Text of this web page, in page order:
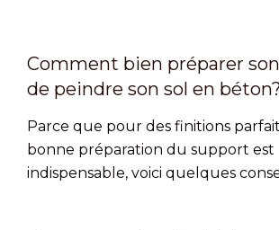
Comment bien préparer
de peindre son sol en béton?
Parce que pour des finitions
bonne préparation du support est
indispensable, voici quelques